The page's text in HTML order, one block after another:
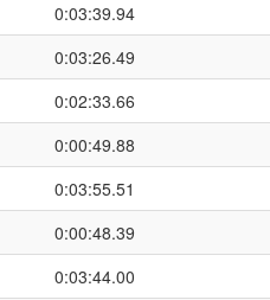
0:03:39.94
0:03:26.49
0:02:33.66
0:00:49.88
0:03:55.51
0:00:48.39
0:03:44.00